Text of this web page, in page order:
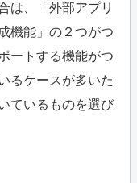
は、「外部アプリ
機能」の２つがつ
ートする機能がつ
るケースが多いた
ているものを選び